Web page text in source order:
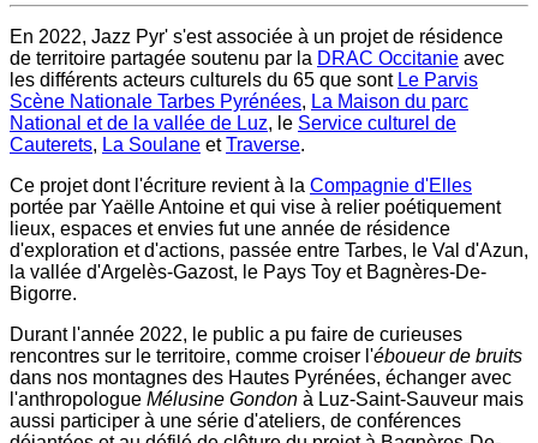
En 2022, Jazz Pyr' s'est associée à un projet de résidence
de territoire partagée soutenu par la DRAC Occitanie avec
les différents acteurs culturels du 65 que sont Le Parvis
Scène Nationale Tarbes Pyrénées, La Maison du parc
National et de la vallée de Luz, le Service culturel de
Cauterets, La Soulane et Traverse.
Ce projet dont l'écriture revient à la Compagnie d'Elles
portée par Yaëlle Antoine et qui vise à relier poétiquement
lieux, espaces et envies fut une année de résidence
d'exploration et d'actions, passée entre Tarbes, le Val d'Azun,
la vallée d'Argelès-Gazost, le Pays Toy et Bagnères-De-
Bigorre.
Durant l'année 2022, le public a pu faire de curieuses
rencontres sur le territoire, comme croiser l'éboueur de bruits
dans nos montagnes des Hautes Pyrénées, échanger avec
l'anthropologue Mélusine Gondon à Luz-Saint-Sauveur mais
aussi participer à une série d'ateliers, de conférences